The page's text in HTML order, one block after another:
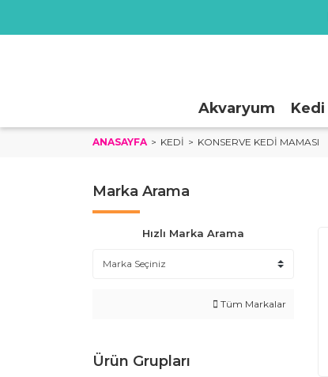
Akvaryum Kedi
ANASAYFA KEDI KONSERVE KEDI MAMASI
Marka Arama
Hızlı Marka Arama
Tüm Markalar
Ürün Grupları